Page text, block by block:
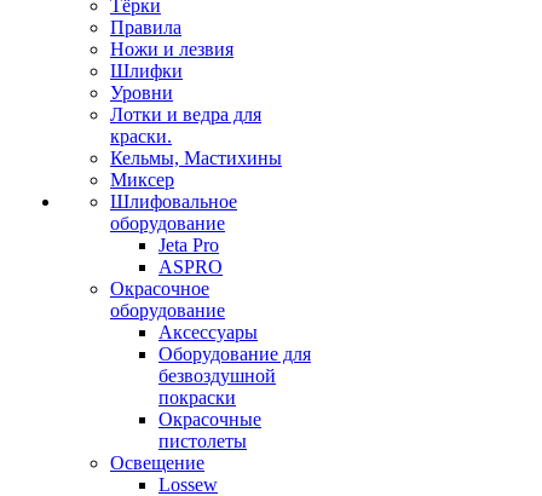
Тёрки
Правила
Ножи и лезвия
Шлифки
Уровни
Лотки и ведра для
краски.
Кельмы, Мастихины
Миксер
Шлифовальное
оборудование
Jeta Pro
ASPRO
Окрасочное
оборудование
Аксессуары
Оборудование для
безвоздушной
покраски
Окрасочные
пистолеты
Освещение
Lossew